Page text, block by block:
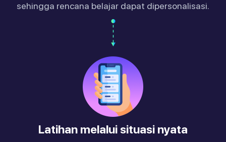
sehingga rencana belajar dapat dipersonalisasi.
Latihan melalui situasi nyata